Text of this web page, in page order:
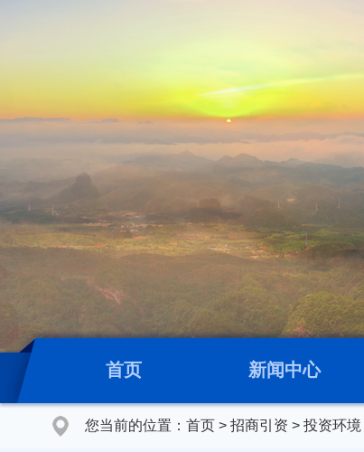
首页 新闻中心
您当前的位置： 首页 > 招商引资 > 投资环境